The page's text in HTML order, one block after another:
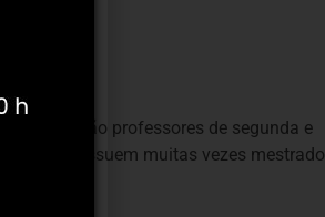
Pilates são professores de segunda e
e que possuem muitas vezes mestrado